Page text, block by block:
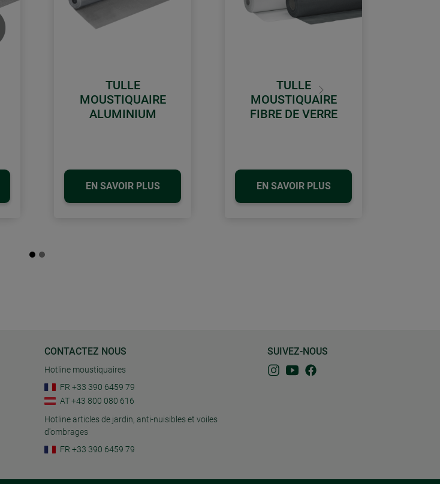
TULLE
MOUSTIQUAIRE
ALUMINIUM
EN SAVOIR PLUS
TULLE
MOUSTIQUAIRE
FIBRE DE VERRE
EN SAVOIR PLUS
Continuer
CONTACTEZ NOUS
Hotline moustiquaires
FR +33 390 6459 79
AT +43 800 080 616
Hotline articles de jardin, anti-nuisibles et voiles
d'ombrages
FR +33 390 6459 79
SUIVEZ-NOUS